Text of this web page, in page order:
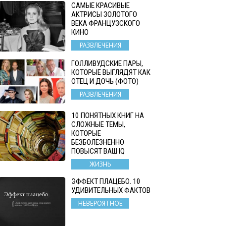
САМЫЕ КРАСИВЫЕ
АКТРИСЫ ЗОЛОТОГО
ВЕКА ФРАНЦУЗСКОГО
КИНО
РАЗВЛЕЧЕНИЯ
ГОЛЛИВУДСКИЕ ПАРЫ,
КОТОРЫЕ ВЫГЛЯДЯТ КАК
ОТЕЦ И ДОЧЬ (ФОТО)
РАЗВЛЕЧЕНИЯ
10 ПОНЯТНЫХ КНИГ НА
СЛОЖНЫЕ ТЕМЫ,
КОТОРЫЕ
БЕЗБОЛЕЗНЕННО
ПОВЫСЯТ ВАШ IQ
ЖИЗНЬ
ЭФФЕКТ ПЛАЦЕБО. 10
УДИВИТЕЛЬНЫХ ФАКТОВ
НЕВЕРОЯТНОЕ